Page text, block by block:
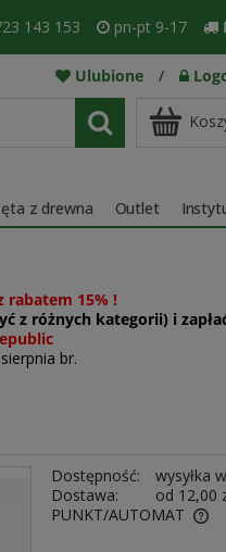
143 153 pn-pt 9-17
Ulubione /
z drewna Outlet
rabatem 15% !
z różnych kategorii) i
br.
Dostępność:
wysyłka
Dostawa:
od 12,00
PUNKT/AUTOMAT